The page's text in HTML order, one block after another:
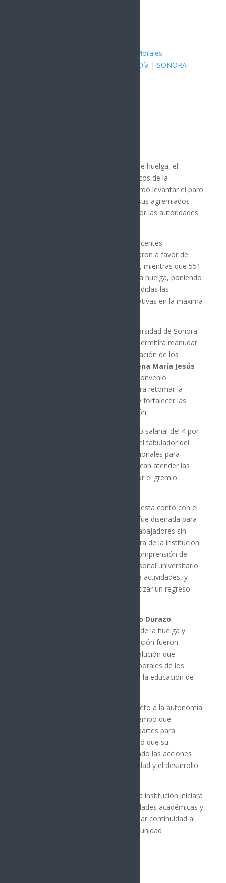
Juan Antonio Pérez Morales
Noticia del Día | SONORA
Tras 27 días de huelga, el
Sindicato de Trabajadores Académicos de la
Universidad de Sonora (STAUS) acordó levantar el paro
laboral luego de que la mayoría de sus agremiados
aceptara la propuesta presentada por las autoridades
En la consulta realizada entre los docentes
sindicalizados, 952 académicos votaron a favor de
aceptar el ofrecimiento institucional, mientras que 551
se pronunciaron por continuar con la huelga, poniendo
fin al conflicto que mantenía suspendidas las
actividades académicas y administrativas en la máxima
A través de un comunicado, la Universidad de Sonora
informó que el acuerdo alcanzado permitirá reanudar
las labores y avanzar en la normalización de los
Dena María Jesús
, señaló que el convenio
representa un paso fundamental para retomar la
formación de miles de estudiantes y fortalecer las
funciones sustantivas de la institución.
El acuerdo contempla un incremento salarial del 4 por
ciento directo al sueldo, ajustes en el tabulador del
personal académico y recursos adicionales para
prestaciones fijas, medidas que buscan atender las
principales demandas planteadas por el gremio
La universidad destacó que la propuesta contó con el
respaldo del Gobierno de Sonora y fue diseñada para
responder a las solicitudes de los trabajadores sin
comprometer la estabilidad financiera de la institución.
Asimismo, la rectora agradeció la comprensión de
estudiantes, padres de familia y personal universitario
durante el periodo de suspensión de actividades, y
aseguró que la prioridad será garantizar un regreso
Alfonso Durazo
celebró el levantamiento de la huelga y
destacó que el diálogo y la concertación fueron
fundamentales para alcanzar una solución que
permitiera atender las demandas laborales de los
académicos sin afectar el derecho a la educación de
El mandatario estatal reiteró el respeto a la autonomía
universitaria y a la vida sindical, al tiempo que
reconoció la disposición de ambas partes para
construir acuerdos. También aseguró que su
administración continuará respaldando las acciones
encaminadas a fortalecer la estabilidad y el desarrollo
Con la conclusión del paro laboral, la institución iniciará
el proceso de reactivación de actividades académicas y
administrativas, con el objetivo de dar continuidad al
semestre y brindar certeza a la comunidad